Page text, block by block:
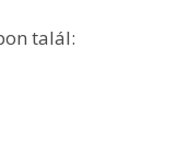
talál: